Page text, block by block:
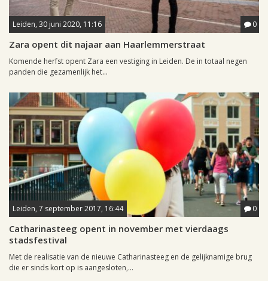
Leiden, 30 juni 2020, 11:16 0
Zara opent dit najaar aan Haarlemmerstraat
Komende herfst opent Zara een vestiging in Leiden. De in totaal negen
panden die gezamenlijk het...
Leiden, 7 september 2017, 16:44 0
Catharinasteeg opent in november met vierdaags
stadsfestival
Met de realisatie van de nieuwe Catharinasteeg en de gelijknamige brug
die er sinds kort op is aangesloten,...